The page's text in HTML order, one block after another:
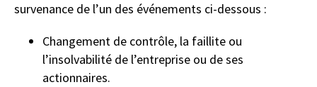
survenance de l’un des événements ci-dessous :
Changement de contrôle, la faillite ou
l’insolvabilité de l’entreprise ou de ses
actionnaires.